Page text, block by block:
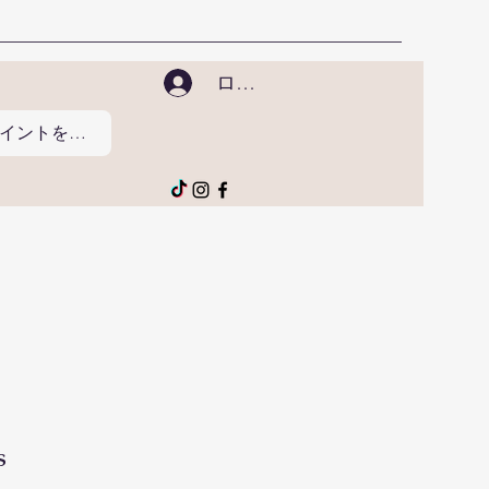
ポイントを表示
ログイン